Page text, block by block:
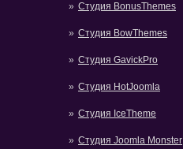
Студия BonusThemes
Студия BowThemes
Студия GavickPro
Студия HotJoomla
Студия IceTheme
Студия Joomla Monster